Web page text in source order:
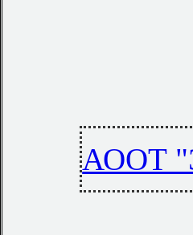
АООТ